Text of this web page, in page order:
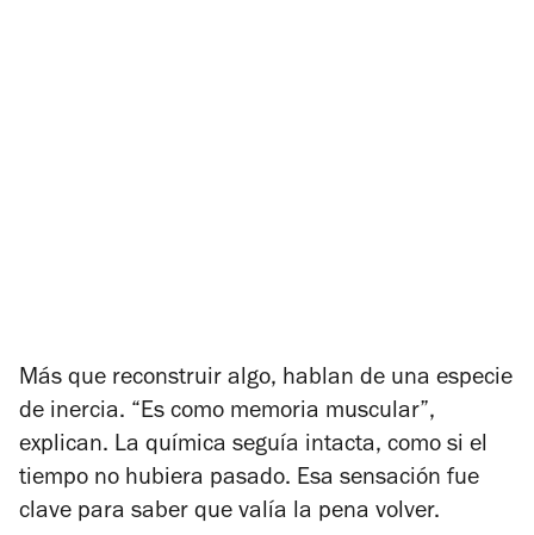
Más que reconstruir algo, hablan de una especie
de inercia. “Es como memoria muscular”,
explican. La química seguía intacta, como si el
tiempo no hubiera pasado. Esa sensación fue
clave para saber que valía la pena volver.